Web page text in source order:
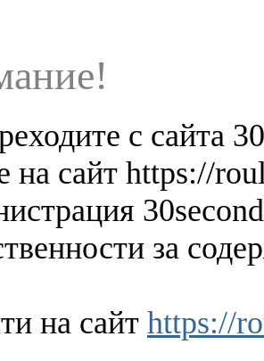
с сайта
на сайт https://
за
на сайт https://